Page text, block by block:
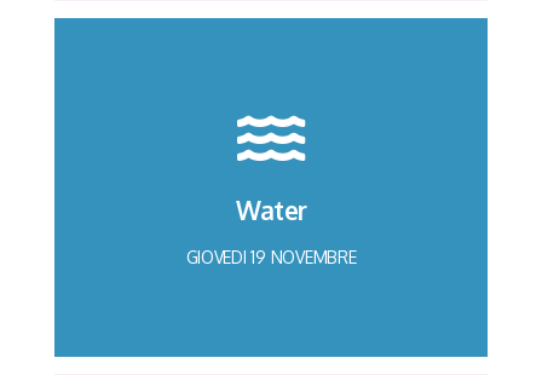
Ing. Cristina Vischi
QUALITY EDUCATION
Water
GIOVEDI 19 NOVEMBRE